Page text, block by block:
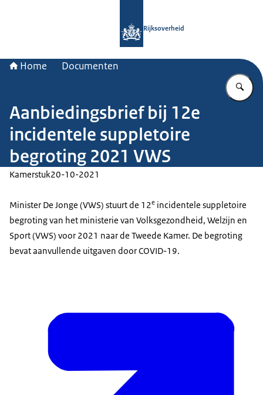
Rijksoverheid
Home Documenten
Aanbiedingsbrief bij 12e
incidentele suppletoire
begroting 2021 VWS
Kamerstuk20-10-2021
Minister De Jonge (VWS) stuurt de 12e incidentele suppletoire
begroting van het ministerie van Volksgezondheid, Welzijn en
Sport (VWS) voor 2021 naar de Tweede Kamer. De begroting
bevat aanvullende uitgaven door COVID-19.